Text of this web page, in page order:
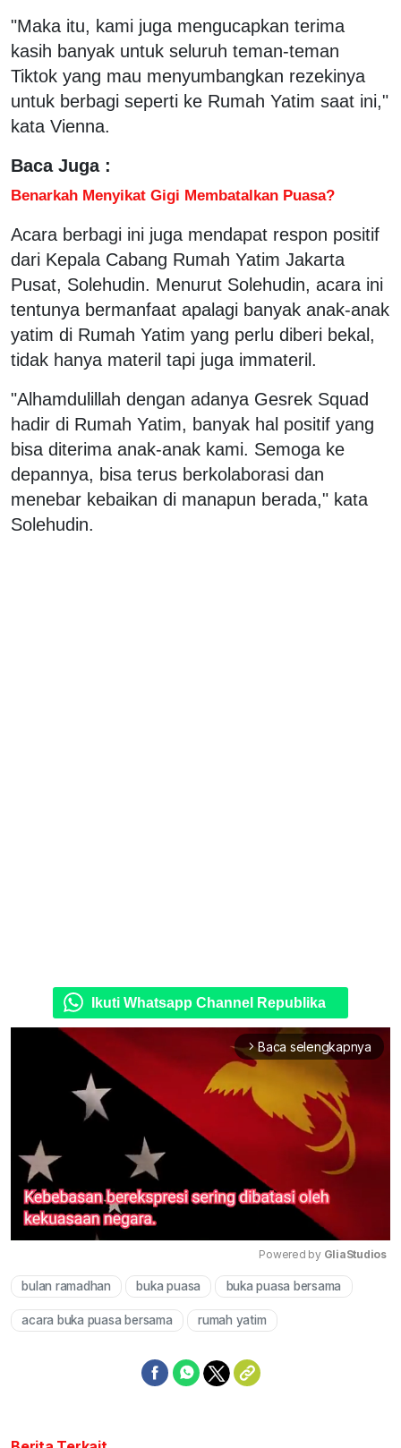
"Maka itu, kami juga mengucapkan terima
kasih banyak untuk seluruh teman-teman
Tiktok yang mau menyumbangkan rezekinya
untuk berbagi seperti ke Rumah Yatim saat ini,"
kata Vienna.
Baca Juga :
Benarkah Menyikat Gigi Membatalkan Puasa?
Acara berbagi ini juga mendapat respon positif
dari Kepala Cabang Rumah Yatim Jakarta
Pusat, Solehudin. Menurut Solehudin, acara ini
tentunya bermanfaat apalagi banyak anak-anak
yatim di Rumah Yatim yang perlu diberi bekal,
tidak hanya materil tapi juga immateril.
"Alhamdulillah dengan adanya Gesrek Squad
hadir di Rumah Yatim, banyak hal positif yang
bisa diterima anak-anak kami. Semoga ke
depannya, bisa terus berkolaborasi dan
menebar kebaikan di manapun berada," kata
Solehudin.
Ikuti Whatsapp Channel Republika
arrow_forward_ios Baca selengkapnya
Mute
Powered by GliaStudios
bulan ramadhan buka puasa buka puasa bersama
acara buka puasa bersama rumah yatim